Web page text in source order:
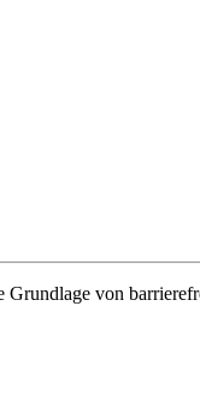
Grundlage von